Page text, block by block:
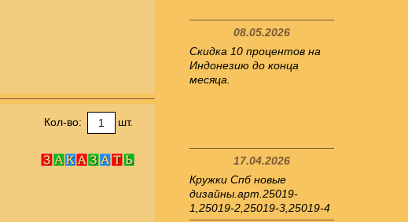
08.05.2026
Скидка 10 процентов на
Индонезию до конца
месяца.
17.04.2026
Кружки Спб новые
дизайны.арт.25019-
1,25019-2,25019-3,25019-4
Кол-во: шт.